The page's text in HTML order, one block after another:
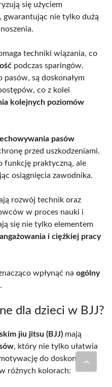
się użyciem
gwarantując nie tylko dużą
techniki wiązania, co
podczas sparingów.
pasów, są doskonałym
co z kolei
kolejnych poziomów
pasów
przed uszkodzeniami.
funkcję praktyczną, ale
osiągnięcia zawodnika.
rozwój technik oraz
w proces nauki i
się nie tylko elementem
i ciężkiej pracy
wpłynąć na ogólny
.
dla dzieci w BJJ?
jiu jitsu (BJJ) mają
, który nie tylko ułatwia
do doskonalenia
różnych kolorach: